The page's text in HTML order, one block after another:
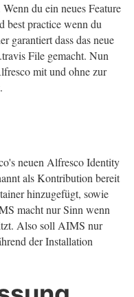
du ein neues Feature
best practice wenn du
garantiert dass das neue
File gemacht. Nun
mit und ohne zur
neuen Alfresco Identity
als Kontribution bereit
hinzugefügt, sowie
macht nur Sinn wenn
Also soll AIMS nur
der Installation